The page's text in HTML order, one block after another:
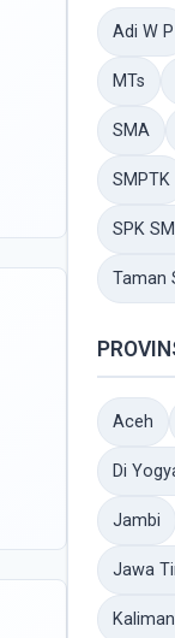
Adi W P
MTs
SMA
SMPTK
SPK
Taman
Aceh
Di
Jambi
Jawa